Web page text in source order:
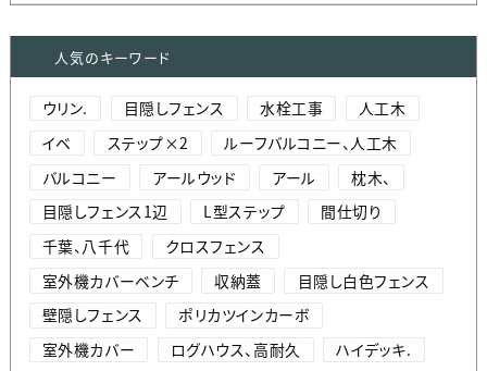
人気のキーワード
ウリン. 目隠しフェンス 水栓工事
人工木
イベ
ステップ×2
ルーフバルコニー、人工木
バルコニー
アールウッド アール
枕木、
目隠しフェンス1辺
L型ステップ
間仕切り
千葉、八千代
クロスフェンス
室外機カバーベンチ
収納蓋
目隠し白色フェンス
壁隠しフェンス
ポリカツインカーボ
室外機カバー
ログハウス、高耐久
ハイデッキ.